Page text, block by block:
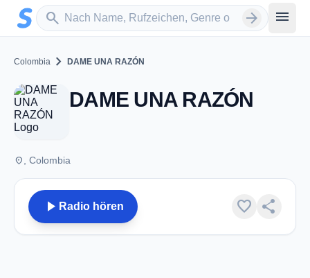
Zum Hauptinhalt springen
search
Sender suchen arrow_forward menu
Colombia chevron_right DAME UNA RAZÓN
DAME UNA RAZÓN
place , Colombia
play_arrow Radio hören favorite share